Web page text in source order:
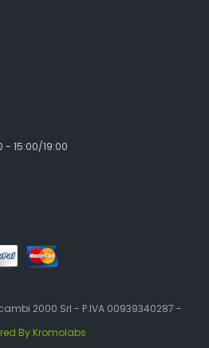
- 15:00/19:00
2000 Srl - P.IVA 00939340287 -
By Kromolabs